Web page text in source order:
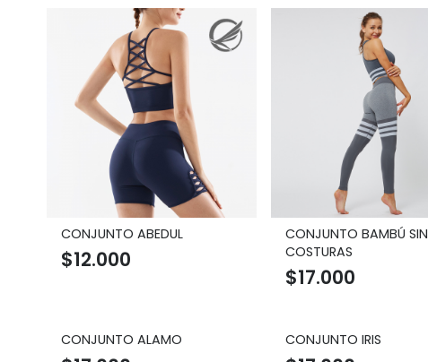
CONJUNTO ABEDUL
$12.000
CONJUNTO BAMBÚ SIN
COSTURAS
$17.000
CONJUNTO ALAMO CONJUNTO IRIS